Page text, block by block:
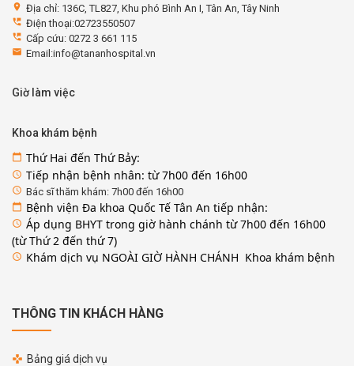
location_on Địa chỉ: 136C, TL827, Khu phó Bình An I, Tân An, Tây Ninh
perm_phone_msg Điện thoại:02723550507
perm_phone_msg Cấp cứu: 0272 3 661 115
email Email:info@tananhospital.vn
Giờ làm việc
Khoa khám bệnh
calendar_today Thứ Hai đến Thứ Bảy:
access_time Tiếp nhận bệnh nhân: từ 7h00 đến 16h00
access_time Bác sĩ thăm khám: 7h00 đến 16h00
calendar_today Bệnh viện Đa khoa Quốc Tế Tân An tiếp nhận:
access_time Áp dụng BHYT trong giờ hành chánh từ 7h00 đến 16h00
(từ Thứ 2 đến thứ 7)
access_time Khám dịch vụ NGOÀI GIỜ HÀNH CHÁNH Khoa khám bệnh
THÔNG TIN KHÁCH HÀNG
Bảng giá dịch vụ